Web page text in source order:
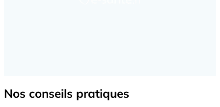
Nos conseils pratiques